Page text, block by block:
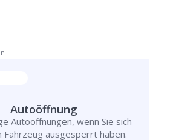
Autoöffnung
Autoöffnungen, wenn Sie sich
Fahrzeug ausgesperrt haben.